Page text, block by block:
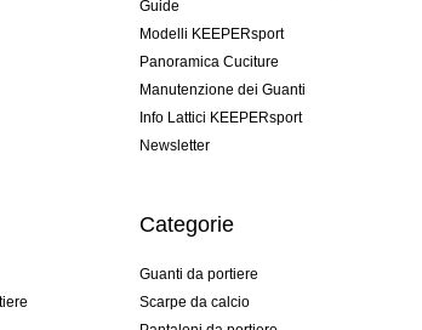
Guide
Modelli KEEPERsport
Panoramica Cuciture
Manutenzione dei Guanti
Info Lattici KEEPERsport
Newsletter
Categorie
Guanti da portiere
Scarpe da calcio